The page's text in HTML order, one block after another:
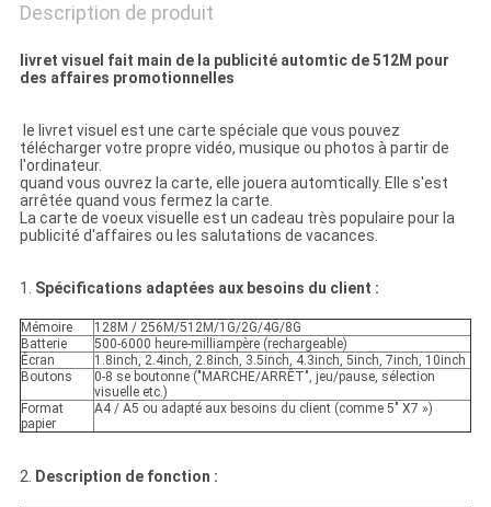
Description de produit
livret visuel fait main de la publicité automtic de 512M pour
des affaires promotionnelles
le livret visuel est une carte spéciale que vous pouvez
télécharger votre propre vidéo, musique ou photos à partir de
l'ordinateur.
quand vous ouvrez la carte, elle jouera automtically. Elle s'est
arrêtée quand vous fermez la carte.
La carte de voeux visuelle est un cadeau très populaire pour la
publicité d'affaires ou les salutations de vacances.
1. Spécifications adaptées aux besoins du client :
Mémoire
128M / 256M/512M/1G/2G/4G/8G
Batterie
500-6000 heure-milliampère (rechargeable)
Écran
1.8inch, 2.4inch, 2.8inch, 3.5inch, 4.3inch, 5inch, 7inch, 10inch
Boutons
0-8 se boutonne ("MARCHE/ARRÊT", jeu/pause, sélection
visuelle etc.)
Format
papier
A4 / A5 ou adapté aux besoins du client (comme 5" X7 »)
2. Description de fonction :